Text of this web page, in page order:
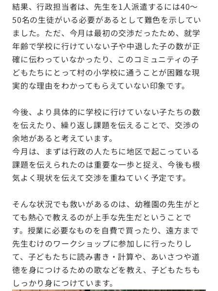
結果、行政担当者は、先生を1人派遣するには40〜
50名の生徒がいる必要があるとして難色を示してい
ました。ただ、今月は最初の交渉だったため、就学
年齢で学校に行けていない子や中退した子の数が正
確に伝わっていなかったり、このコミュニティの子
どもたちにとって村の小学校に通うことが困難な現
実的な理由をわかってもらえていない印象です。
今後、より具体的に学校に行けていない子たちの数
を伝えたり、繰り返し課題を伝えることで、交渉の
余地があると考えています。
今月は、まずは行政の人たちに地区で起こっている
課題を伝えられたのは重要な一歩と捉え、今後も根
気よく現状を伝えて交渉を重ねていく予定です。
そんな状況でも救いがあるのは、幼稚園の先生がと
ても熱心で教えるのが上手な先生だということで
す。授業に必要なものを自費で買ったり、遠方まで
先生むけのワークショップに参加しに行ったりし
て、子どもたちに読み書き・計算や、あいさつや道
徳を身につけるための歌などを教え、子どもたちも
しっかり身につけています。